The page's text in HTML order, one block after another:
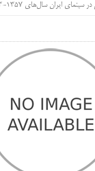
ایران سال‌های 1357-1343